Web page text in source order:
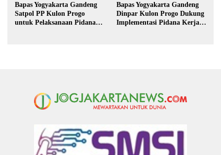
Bapas Yogyakarta Gandeng
Satpol PP Kulon Progo
untuk Pelaksanaan Pidana
Bapas Yogyakarta Gandeng
Dinpar Kulon Progo Dukung
Implementasi Pidana Kerja